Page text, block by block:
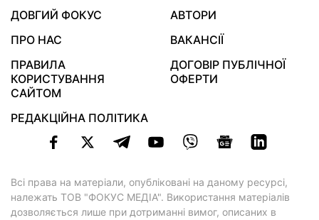
ДОВГИЙ ФОКУС
АВТОРИ
ПРО НАС
ВАКАНСІЇ
ПРАВИЛА
КОРИСТУВАННЯ
САЙТОМ
ДОГОВІР ПУБЛІЧНОЇ
ОФЕРТИ
РЕДАКЦІЙНА ПОЛІТИКА
Всі права на матеріали, опубліковані на даному ресурсі,
належать ТОВ "ФОКУС МЕДІА". Використання матеріалів
дозволяється лише при дотриманні вимог, описаних в